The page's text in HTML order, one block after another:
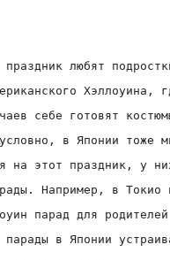
любят
Хэллоуина,
себе готовят
в Японии тоже
на этот праздник, у
Например, в Токио
парад для
в Японии